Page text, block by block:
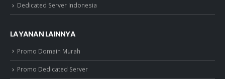
Dedicated Server Indonesia
LAYANAN LAINNYA
Promo Domain Murah
Promo Dedicated Server